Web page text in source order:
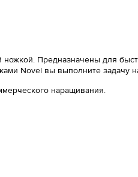
ножкой. Предназначены для
Novel вы выполните задачу
наращивания.